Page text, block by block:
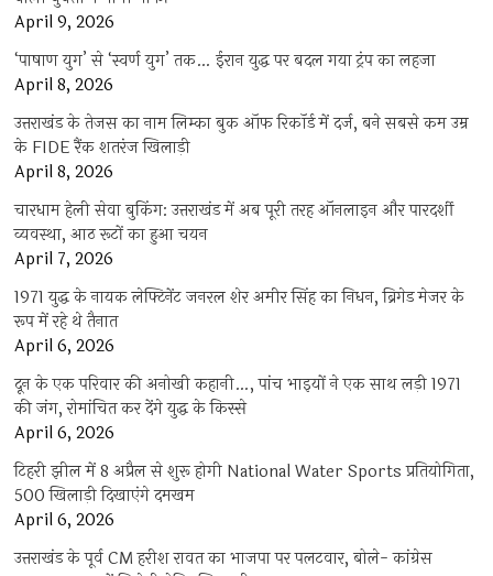
April 9, 2026
‘पाषाण युग’ से ‘स्वर्ण युग’ तक… ईरान युद्ध पर बदल गया ट्रंप का लहजा
April 8, 2026
उत्तराखंड के तेजस का नाम लिम्का बुक ऑफ रिकॉर्ड में दर्ज, बने सबसे कम उम्र
के FIDE रैंक शतरंज खिलाड़ी
April 8, 2026
चारधाम हेली सेवा बुकिंग: उत्तराखंड में अब पूरी तरह ऑनलाइन और पारदर्शी
व्यवस्था, आठ रूटों का हुआ चयन
April 7, 2026
1971 युद्ध के नायक लेफ्टिनेंट जनरल शेर अमीर सिंह का निधन, ब्रिगेड मेजर के
रूप में रहे थे तैनात
April 6, 2026
दून के एक परिवार की अनोखी कहानी…, पांच भाइयों ने एक साथ लड़ी 1971
की जंग, रोमांचित कर देंगे युद्ध के किस्से
April 6, 2026
टिहरी झील में 8 अप्रैल से शुरू होगी National Water Sports प्रतियोगिता,
500 खिलाड़ी दिखाएंगे दमखम
April 6, 2026
उत्तराखंड के पूर्व CM हरीश रावत का भाजपा पर पलटवार, बोले- कांग्रेस